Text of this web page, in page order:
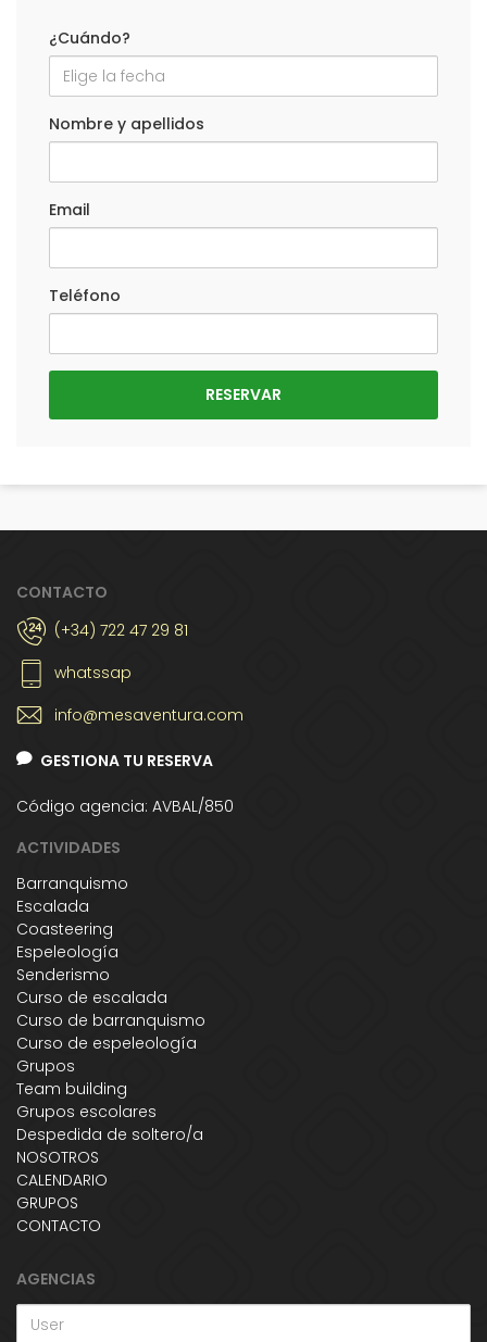
¿Cuándo?
Nombre y apellidos
Email
Teléfono
CONTACTO
(+34) 722 47 29 81
whatssap
info@mesaventura.com
GESTIONA TU RESERVA
Código agencia: AVBAL/850
ACTIVIDADES
Barranquismo
Escalada
Coasteering
Espeleología
Senderismo
Curso de escalada
Curso de barranquismo
Curso de espeleología
Grupos
Team building
Grupos escolares
Despedida de soltero/a
NOSOTROS
CALENDARIO
GRUPOS
CONTACTO
AGENCIAS